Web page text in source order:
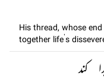
His thread, whose
together life’s
کند